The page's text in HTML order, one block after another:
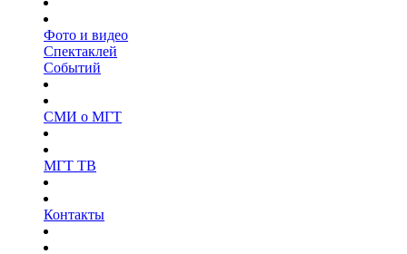
Фото и видео
Спектаклей
Событий
СМИ о МГТ
МГТ ТВ
Контакты